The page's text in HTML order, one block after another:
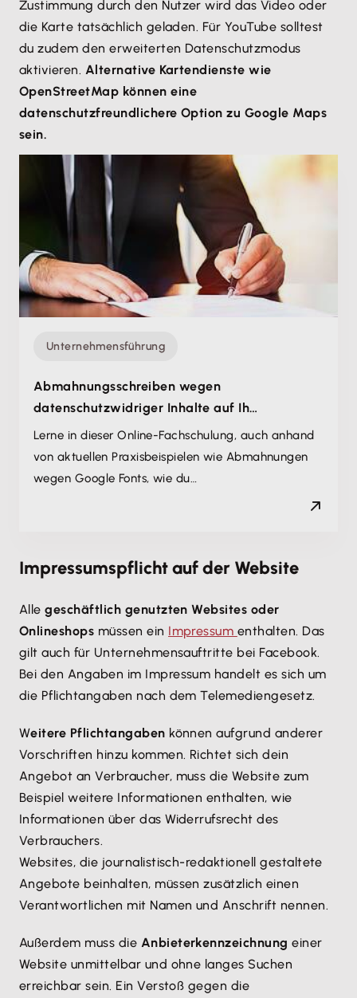
Zustimmung durch den Nutzer wird das Video oder
die Karte tatsächlich geladen. Für YouTube solltest
du zudem den erweiterten Datenschutzmodus
aktivieren. Alternative Kartendienste wie
OpenStreetMap können eine
datenschutzfreundlichere Option zu Google Maps
sein.
Unternehmensführung
Abmahnungsschreiben wegen
datenschutzwidriger Inhalte auf Ih…
Lerne in dieser Online-Fachschulung, auch anhand
von aktuellen Praxisbeispielen wie Abmahnungen
wegen Google Fonts, wie du…
Impressumspflicht auf der Website
Allegeschäftlich genutzten Websites oder
Onlineshops müssen ein Impressum enthalten. Das
gilt auch für Unternehmensauftritte bei Facebook.
Bei den Angaben im Impressum handelt es sich um
die Pflichtangaben nach dem Telemediengesetz.
Weitere Pflichtangaben können aufgrund anderer
Vorschriften hinzu kommen. Richtet sich dein
Angebot an Verbraucher, muss die Website zum
Beispiel weitere Informationen enthalten, wie
Informationen über das Widerrufsrecht des
Verbrauchers.
Websites, die journalistisch-redaktionell gestaltete
Angebote beinhalten, müssen zusätzlich einen
Verantwortlichen mit Namen und Anschrift nennen.
Außerdem muss die Anbieterkennzeichnungeiner
Website unmittelbar und ohne langes Suchen
erreichbar sein. Ein Verstoß gegen die